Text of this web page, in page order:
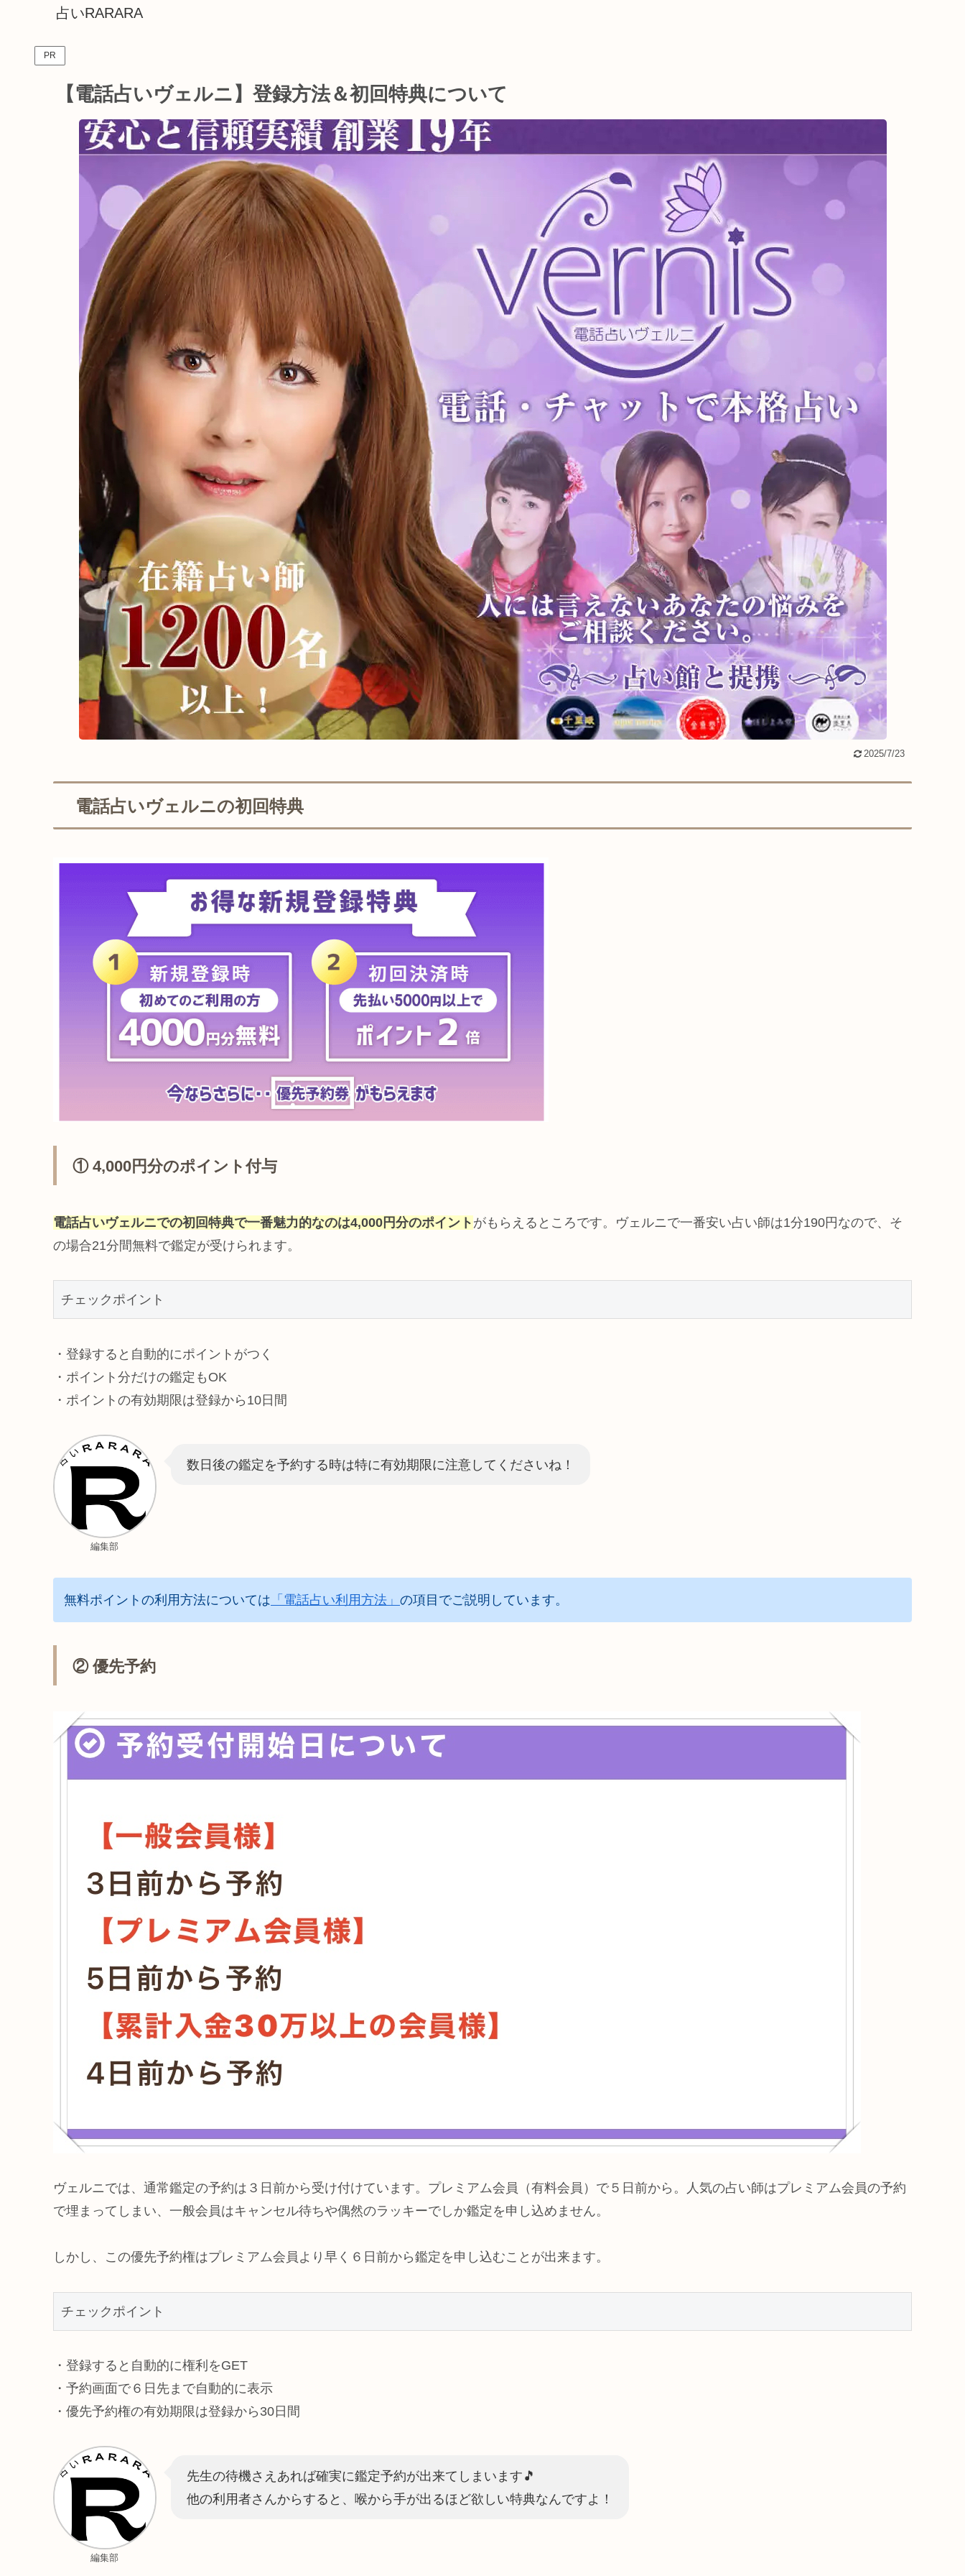
占いRARARA
PR
【電話占いヴェルニ】登録方法＆初回特典について
2025/7/23
電話占いヴェルニの初回特典
① 4,000円分のポイント付与
電話占いヴェルニでの初回特典で一番魅力的なのは4,000円分のポイント がもらえるところです。ヴェルニで一番安い占い師は1分190円なので、そ
の場合21分間無料で鑑定が受けられます。
チェックポイント
・登録すると自動的にポイントがつく
・ポイント分だけの鑑定もOK
・ポイントの有効期限は登録から10日間
編集部
数日後の鑑定を予約する時は特に有効期限に注意してくださいね！
無料ポイントの利用方法については 「電話占い利用方法」 の項目でご説明しています。
② 優先予約
ヴェルニでは、通常鑑定の予約は３日前から受け付けています。プレミアム会員（有料会員）で５日前から。人気の占い師はプレミアム会員の予約
で埋まってしまい、一般会員はキャンセル待ちや偶然のラッキーでしか鑑定を申し込めません。
しかし、この優先予約権はプレミアム会員より早く６日前から鑑定を申し込むことが出来ます。
チェックポイント
・登録すると自動的に権利をGET
・予約画面で６日先まで自動的に表示
・優先予約権の有効期限は登録から30日間
編集部
先生の待機さえあれば確実に鑑定予約が出来てしまいます🎵
他の利用者さんからすると、喉から手が出るほど欲しい特典なんですよ！